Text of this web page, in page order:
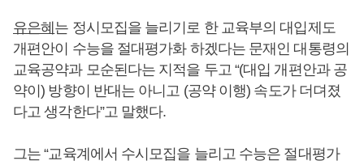
유은혜는 정시모집을 늘리기로 한 교육부의 대입제도
개편안이 수능을 절대평가화 하겠다는 문재인 대통령의
교육공약과 모순된다는 지적을 두고 “(대입 개편안과 공
약이) 방향이 반대는 아니고 (공약 이행) 속도가 더뎌졌
다고 생각한다”고 말했다.
그는 “교육계에서 수시모집을 늘리고 수능은 절대평가